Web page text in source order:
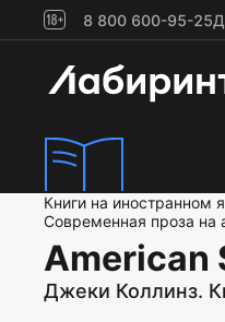
8 800 600-95-25
Книги на иностранном
Современная проза на
American
Джеки Коллинз.